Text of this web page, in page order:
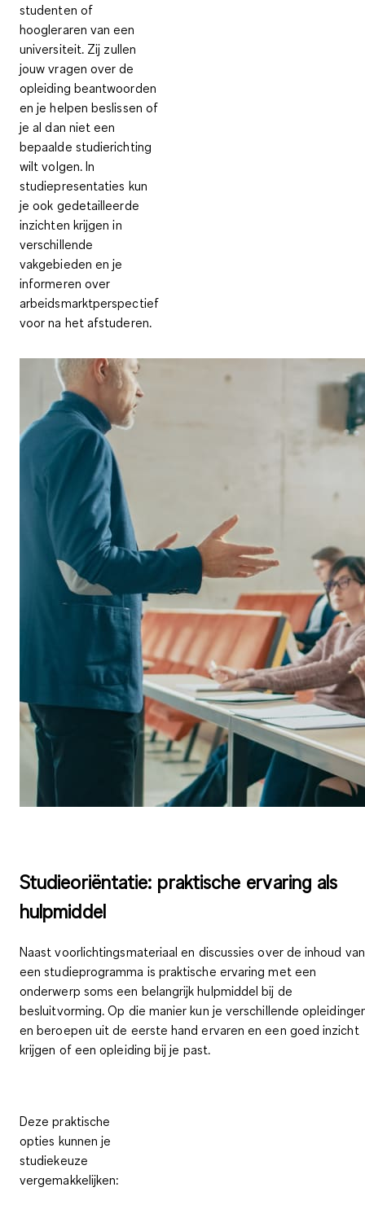
studenten of
hoogleraren van een
universiteit. Zij zullen
jouw vragen over de
opleiding beantwoorden
en je helpen beslissen of
je al dan niet een
bepaalde studierichting
wilt volgen. In
studiepresentaties kun
je ook gedetailleerde
inzichten krijgen in
verschillende
vakgebieden enje
informeren over
arbeidsmarktperspectief
voor na het afstuderen.
Studieoriëntatie: praktische ervaring als
hulpmiddel
Naast voorlichtingsmateriaal en discussies over de inhoud van
een studieprogramma is praktische ervaring met een
onderwerp soms een belangrijk hulpmiddel bij de
besluitvorming. Op die manier kun je verschillende
en beroepen uit de eerste hand ervaren en een goed inzicht
krijgen of een opleiding bij je past.
Deze praktische
opties kunnen je
studiekeuze
vergemakkelijken: